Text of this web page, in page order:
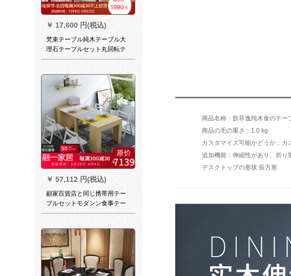
￥ 17,600 円(税込)
梵束テーブル純木テーブル大
理石テーブルセット丸回転テ
ーブル北欧食卓レストラン家
送ります）
￥ 57,112 円(税込)
顧家百貨店と同じ携帯用テー
ブルセットモダンン食事テー
ブル小タワーは北欧に伸縮し
ルテーブル＋四つ折りたたみ
椅子になります。
商品の毛の重さ：1.0 kg
デスクトップの形状:長方形